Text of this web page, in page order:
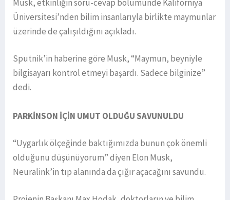
Musk, etkinliğin soru-cevap bölümünde Kaliforniya
Üniversitesi’nden bilim insanlarıyla birlikte maymunlar
üzerinde de çalışıldığını açıkladı.
Sputnik’in haberine göre Musk, “Maymun, beyniyle
bilgisayarı kontrol etmeyi başardı. Sadece bilginize”
dedi.
PARKİNSON İÇİN UMUT OLDUĞU SAVUNULDU
“Uygarlık ölçeğinde baktığımızda bunun çok önemli
olduğunu düşünüyorum” diyen Elon Musk,
Neuralink’in tıp alanında da çığır açacağını savundu.